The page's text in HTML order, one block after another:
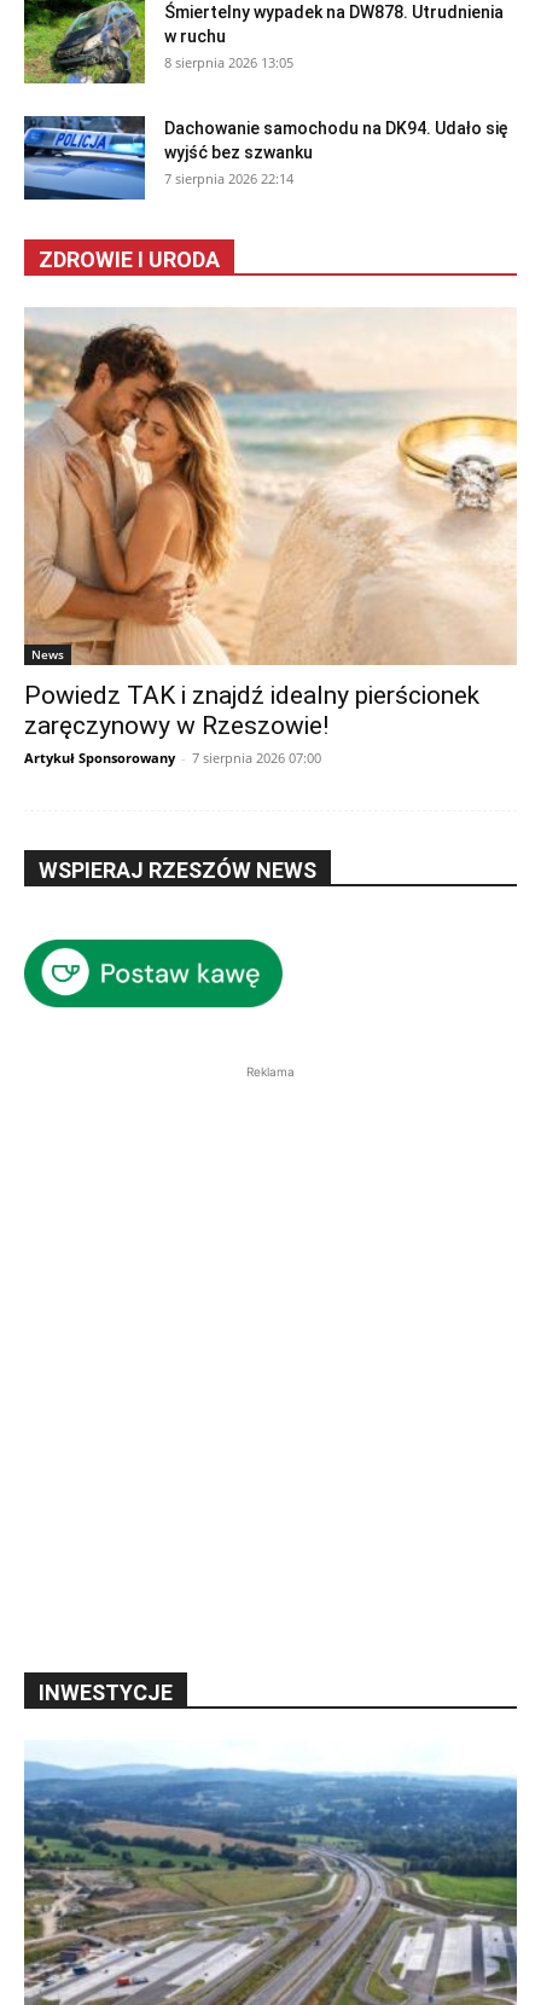
Śmiertelny wypadek na DW878. Utrudnienia
w ruchu
8 sierpnia 2026 13:05
Dachowanie samochodu na DK94. Udało się
wyjść bez szwanku
7 sierpnia 2026 22:14
ZDROWIE I URODA
News
Powiedz TAK i znajdź idealny pierścionek
zaręczynowy w Rzeszowie!
Artykuł Sponsorowany - 7 sierpnia 2026 07:00
WSPIERAJ RZESZÓW NEWS
Reklama
INWESTYCJE